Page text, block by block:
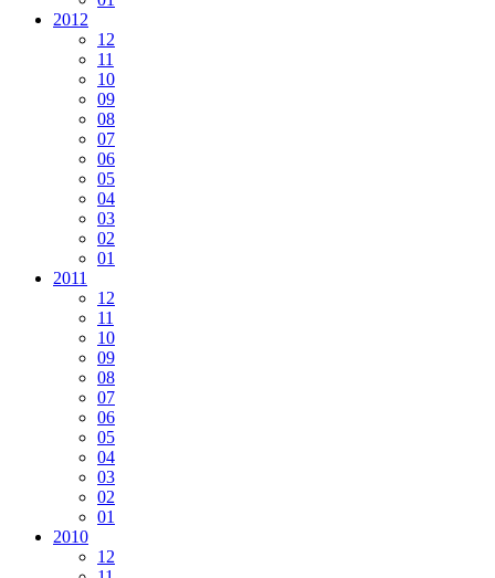
2012
12
11
10
09
08
07
06
05
04
03
02
01
2011
12
11
10
09
08
07
06
05
04
03
02
01
2010
12